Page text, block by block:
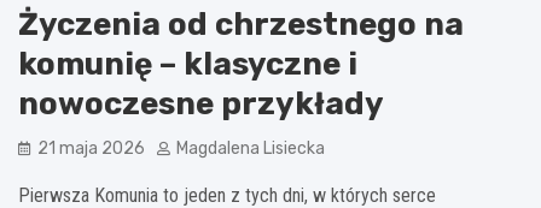
Życzenia od chrzestnego na
komunię – klasyczne i
nowoczesne przykłady
21 maja 2026 Magdalena Lisiecka
Pierwsza Komunia to jeden z tych dni, w których serce